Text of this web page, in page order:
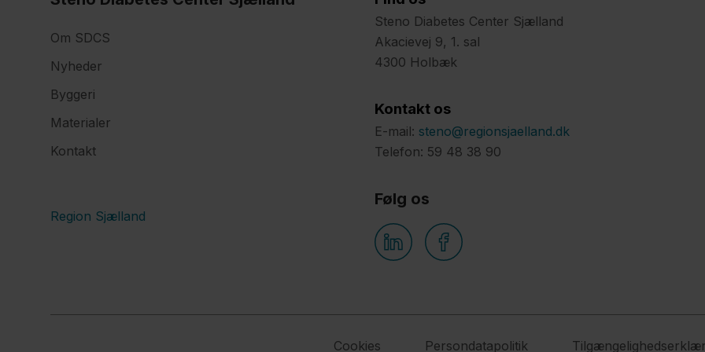
Om SDCS
Nyheder
Byggeri
Materialer
Kontakt
Region Sjælland
Steno Diabetes Center Sjælland
Akacievej 9, 1. sal
4300 Holbæk
Kontakt os
E-mail: steno@regionsjaelland.dk
Telefon: 59 48 38 90
Følg os
Cookies Persondatapolitik